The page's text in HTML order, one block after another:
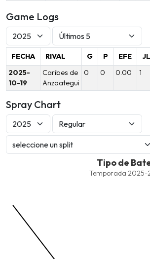
Game Logs
FECHA RIVAL G P EFE JL
2025-
10-19
Caribes de
Anzoategui
0 0 0.00 1
Spray Chart
Combination chart with 6 data series.
The chart has 1 X axis displaying values.
The chart has 1 Y axis displaying values.
Tipo de
Temporada 2025-